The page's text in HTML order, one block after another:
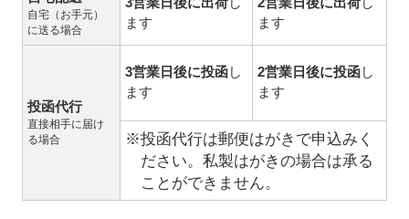
自宅（お手元）
に送る場合
ます
ます
投函代行
直接相手に届け
る場合
3営業日後に投函し
ます
2営業日後に投函し
ます
※投函代行は郵便はがきで申込みく
ださい。私製はがきの場合は承る
ことができません。